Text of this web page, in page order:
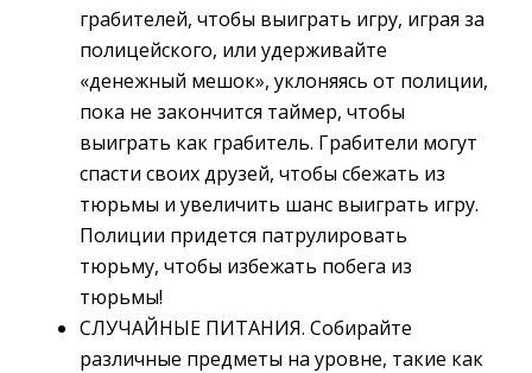
грабителей, чтобы выиграть игру, играя за
полицейского, или удерживайте
«денежный мешок», уклоняясь от полиции,
пока не закончится таймер, чтобы
выиграть как грабитель. Грабители могут
спасти своих друзей, чтобы сбежать из
тюрьмы и увеличить шанс выиграть игру.
Полиции придется патрулировать
тюрьму, чтобы избежать побега из
тюрьмы!
СЛУЧАЙНЫЕ ПИТАНИЯ. Собирайте
различные предметы на уровне, такие как